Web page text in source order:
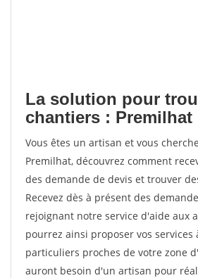
La solution pour
chantiers : Premilhat
Vous êtes un artisan et vous
Premilhat, découvrez comment
des demande de devis et trouver
Recevez dès à présent des
rejoignant notre service d'aide aux
pourrez ainsi proposer vos services
particuliers proches de votre zone
auront besoin d'un artisan pour